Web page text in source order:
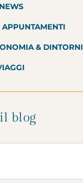
& DINTORNI
blog